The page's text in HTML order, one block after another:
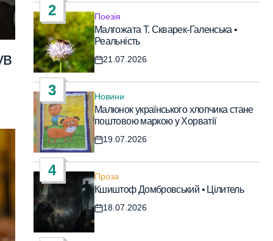
2
Опублікувати
у
Поезія
Малгожата Т. Скварек-Галенська •
Реальність
Дата
21.07.2026
3
Опублікувати
у
Новини
Малюнок українського хлопчика стане
поштовою маркою у Хорватії
Дата
19.07.2026
4
Опублікувати
у
Проза
Кшиштоф Домбровський • Цілитель
Дата
запису
18.07.2026